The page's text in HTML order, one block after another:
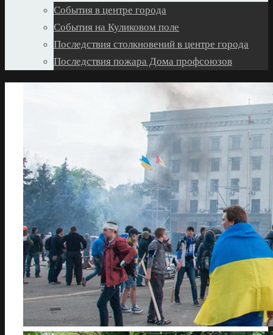
События в центре города
События на Куликовом поле
Последствия столкновений в центре города
Последствия пожара Дома профсоюзов